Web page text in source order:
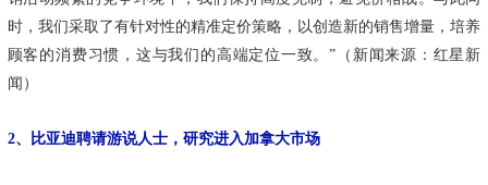
时，我们采取了有针对性的精准定价策略，以创造新的销售增量，培养
顾客的消费习惯，这与我们的高端定位一致。”（新闻来源：红星新
闻）
2、比亚迪聘请游说人士，研究进入加拿大市场